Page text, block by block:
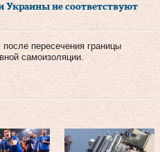
Украины не соответствуют
пересечения границы
самоизоляции.